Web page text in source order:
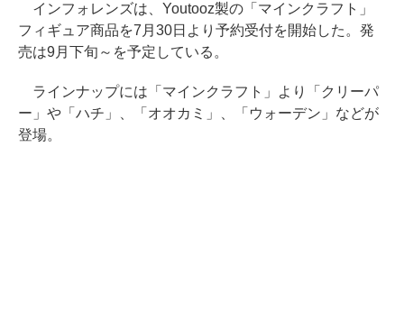
インフォレンズは、Youtooz製の「マインクラフト」
フィギュア商品を7月30日より予約受付を開始した。発
売は9月下旬～を予定している。
ラインナップには「マインクラフト」より「クリーパ
ー」や「ハチ」、「オオカミ」、「ウォーデン」などが
登場。